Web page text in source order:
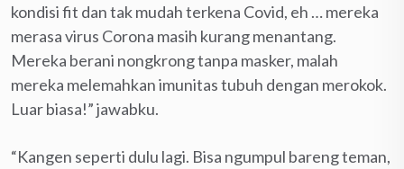
kondisi fit dan tak mudah terkena Covid, eh … mereka
merasa virus Corona masih kurang menantang.
Mereka berani nongkrong tanpa masker, malah
mereka melemahkan imunitas tubuh dengan merokok.
Luar biasa!” jawabku.
“Kangen seperti dulu lagi. Bisa ngumpul bareng teman,